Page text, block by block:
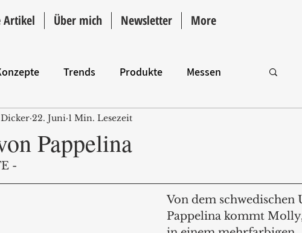
Artikel Über mich Newsletter More
Trends Produkte Messen
Intro
Pappelina
22. Juni 1 Min. Lesezeit
-
Von dem schwedischen
Pappelina kommt